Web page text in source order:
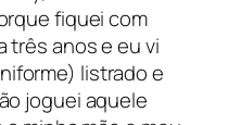
fiquei com
três anos e eu vi
listrado e
joguei aquele